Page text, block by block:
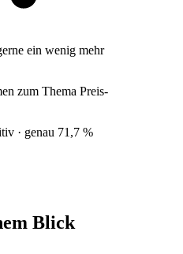
ein wenig mehr
zum Thema Preis-
· genau 71,7 %
Blick